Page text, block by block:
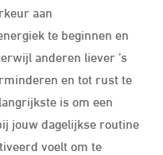
aan
te beginnen en
anderen liever ’s
en tot rust te
is om een
jouw dagelijkse routine
voelt om te